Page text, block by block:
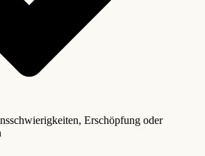
Erschöpfung oder